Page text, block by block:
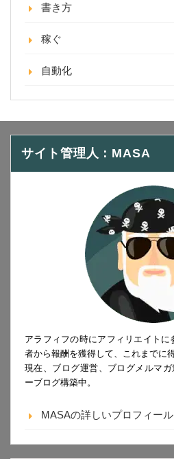
書き方
稼ぐ
自動化
サイト管理人：MASA
アラフィフの時にアフィリエイト
者から報酬を獲得して、これまでに
現在、ブログ運営、ブログメルマ
ーブログ構築中。
MASAの詳しいプロフィール